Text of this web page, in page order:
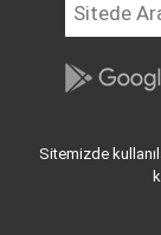
Sitemizde